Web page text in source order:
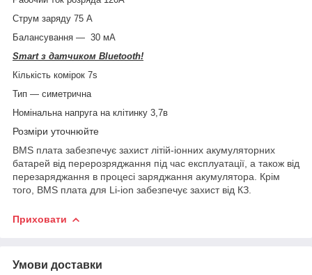
Струм заряду 75 А
Балансування — 30 мА
Smart з датчиком Bluetooth!
Кількість комірок 7s
Тип — симетрична
Номінальна напруга на клітинку 3,7в
Розміри уточнюйте
BMS плата забезпечує захист літій-іонних акумуляторних
батарей від перерозряджання під час експлуатації, а також від
перезаряджання в процесі заряджання акумулятора. Крім
того, BMS плата для Li-ion забезпечує захист від КЗ.
Приховати
Умови доставки